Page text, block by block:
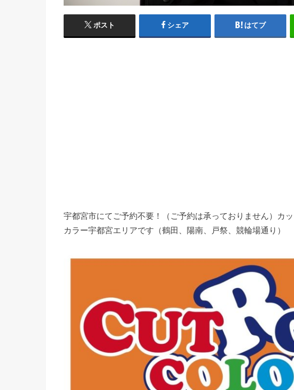
ポスト シェア はてブ
宇都宮市にてご予約不要！（ご予約は承っておりません）カ
カラー宇都宮エリアです（鶴田、陽南、戸祭、競輪場通り）